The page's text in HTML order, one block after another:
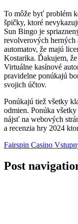
To môže byť problém
špičky, ktoré
Sun Bingo je
revolverových herných
automatov, že majú
Kostarika. Ďakujem,
Virtuálne kasínové
pravidelne ponúkajú
svojich účtov.
Ponúkajú tiež všetky
odmien. Ponúka
nájsť na webových
a recenzia hry 2024
Fairspin Casino
Post